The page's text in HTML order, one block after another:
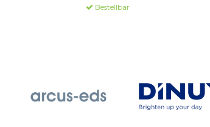
Bestellbar